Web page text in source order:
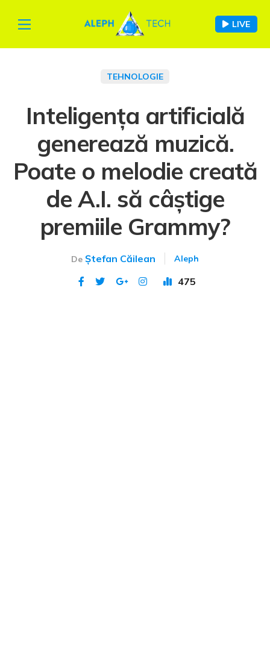
LIVE
TEHNOLOGIE
Inteligența artificială
generează muzică.
Poate o melodie creată
de A.I. să câștige
premiile Grammy?
De Ștefan Căilean Aleph
475